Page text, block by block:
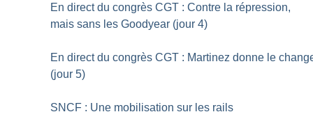
En direct du congrès CGT : Contre la répression,
mais sans les Goodyear (jour 4)
En direct du congrès CGT : Martinez donne le
(jour 5)
SNCF : Une mobilisation sur les rails